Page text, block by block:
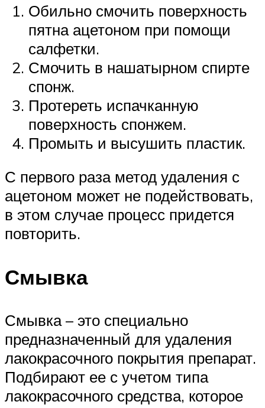
Обильно смочить поверхность
пятна ацетоном при помощи
салфетки.
Смочить в нашатырном спирте
спонж.
Протереть испачканную
поверхность спонжем.
Промыть и высушить пластик.
С первого раза метод удаления с
ацетоном может не подействовать,
в этом случае процесс придется
повторить.
Смывка
Смывка – это специально
предназначенный для удаления
лакокрасочного покрытия препарат.
Подбирают ее с учетом типа
лакокрасочного средства, которое